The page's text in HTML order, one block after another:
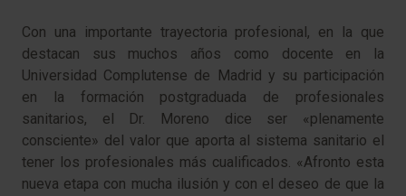
Con una importante trayectoria profesional, en la que
destacan sus muchos años como docente en la
Universidad Complutense de Madrid y su participación
en la formación postgraduada de profesionales
sanitarios, el Dr. Moreno dice ser «plenamente
consciente» del valor que aporta al sistema sanitario el
tener los profesionales más cualificados. «Afronto esta
nueva etapa con mucha ilusión y con el deseo de que la